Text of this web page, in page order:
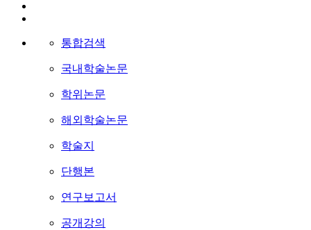
통합검색
국내학술논문
학위논문
해외학술논문
학술지
단행본
연구보고서
공개강의